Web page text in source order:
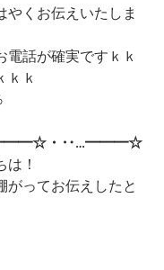
やくお伝えいたしま
電話が確実ですｋｋ
ｋｋ
・‥…━━━☆
！
がってお伝えしたと